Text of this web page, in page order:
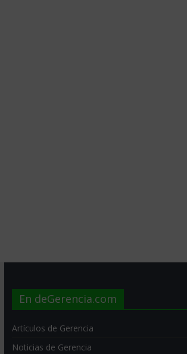
En deGerencia.com
Artículos de Gerencia
Noticias de Gerencia